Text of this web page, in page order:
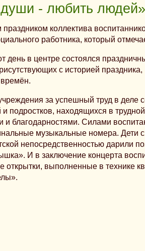
души - любить людей»
коллектива
работника, который
день в центре состоялся
с историей праздника,
времён.
за успешный труд в деле
и подростков, находящихся в
и благодарностями. Силами
музыкальные номера. Дети
непосредственностью дарили
И в заключение концерта
открытки, выполненные в технике